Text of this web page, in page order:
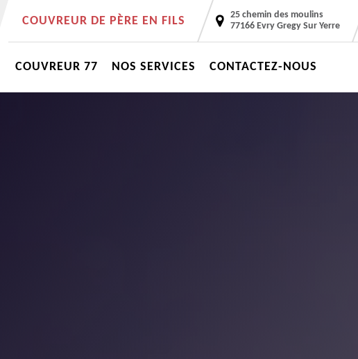
COUVREUR DE PÈRE EN FILS
25 chemin des moulins
77166 Evry Gregy Sur Yerre
COUVREUR 77 NOS SERVICES CONTACTEZ-NOUS